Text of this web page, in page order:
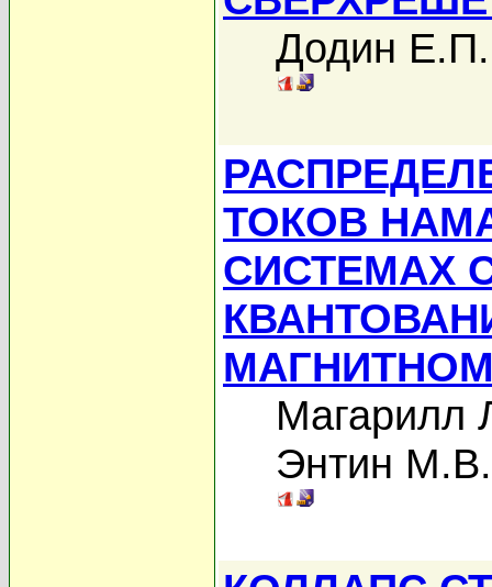
Додин Е.П.
ТОКОВ
СИСТЕМАХ
Магарилл
Энтин М.В.